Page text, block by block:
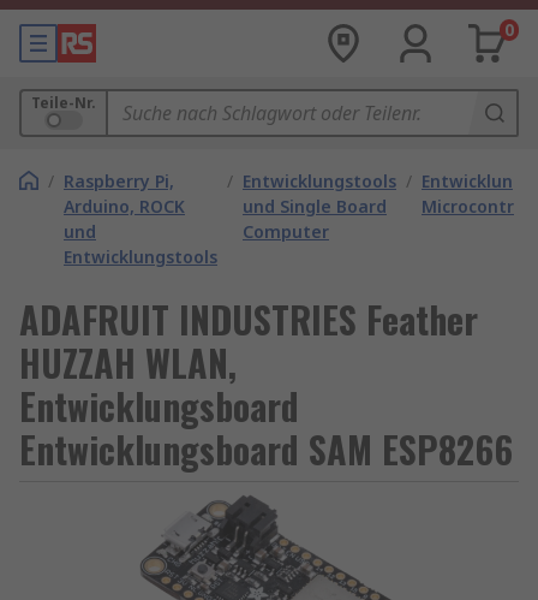
0
Teile-Nr.
/ Raspberry Pi,
Arduino, ROCK
und
Entwicklungstools
/ Entwicklungstools
und Single Board
Computer
/
ADAFRUIT INDUSTRIES Feather
HUZZAH WLAN,
Entwicklungsboard
Entwicklungsboard SAM ESP8266